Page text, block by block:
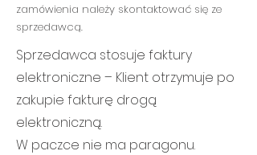
zamówienia należy skontaktować się ze
sprzedawcą.
Sprzedawca stosuje faktury
elektroniczne – Klient otrzymuje po
zakupie fakturę drogą
elektroniczną.
W paczce nie ma paragonu.